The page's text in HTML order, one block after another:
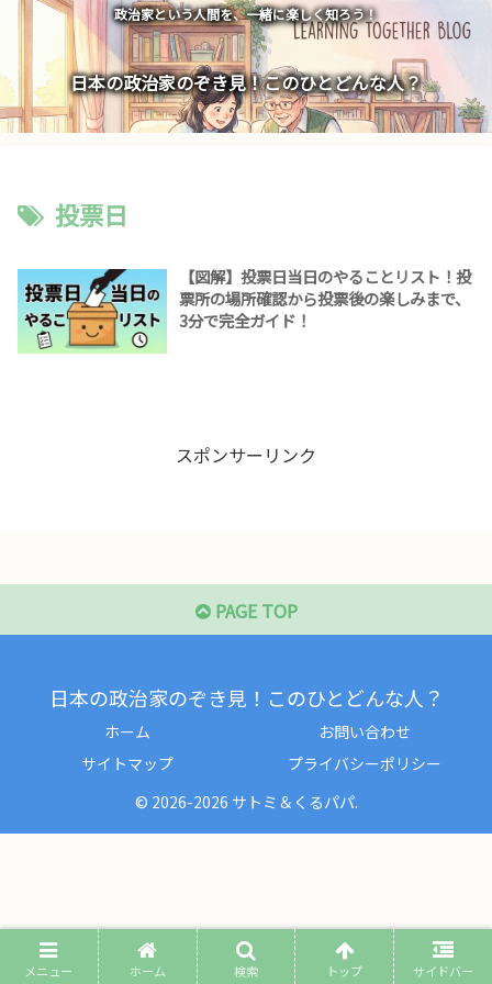
政治家という人間を、一緒に楽しく知ろう！
日本の政治家のぞき見！このひとどんな人？
投票日
【図解】投票日当日のやることリスト！投
票所の場所確認から投票後の楽しみまで、
3分で完全ガイド！
スポンサーリンク
PAGE TOP
日本の政治家のぞき見！このひとどんな人？
ホーム
お問い合わせ
サイトマップ
プライバシーポリシー
© 2026-2026 サトミ＆くるパパ.
メニュー ホーム 検索 トップ サイドバー